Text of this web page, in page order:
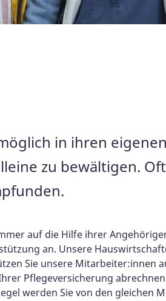
in ihren
zu bewältigen.
auf die Hilfe ihrer
an. Unsere
Sie unsere Mitarbeiter:innen
Pflegeversicherung
werden Sie von den gleichen